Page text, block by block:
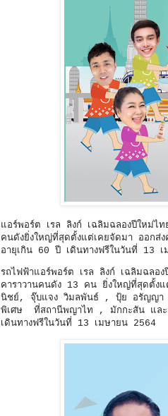
แอร์พอร์ต เรล ลิงก์ เฉลิมฉลองปีใหม่ไ
คนดังยิ่งใหญ่ที่สุดตั้งแต่เคยจัดมา ออก
อายุเกิน 60 ปี เดินทางฟรีในวันที่ 13 เ
รถไฟฟ้าแอร์พอร์ต เรล ลิงก์ เฉลิมฉลอ
คาราวานคนดัง 13 คน ยิ่งใหญ่ที่สุดตั้
นิชย์, จุ๊บแจง วิมลพันธ์ , ปุ้ย อรัญญา แ
พิเศษ ที่สถานีพญาไท , มักกะสัน และ
เดินทางฟรีในวันที่ 13 เมษายน 2564